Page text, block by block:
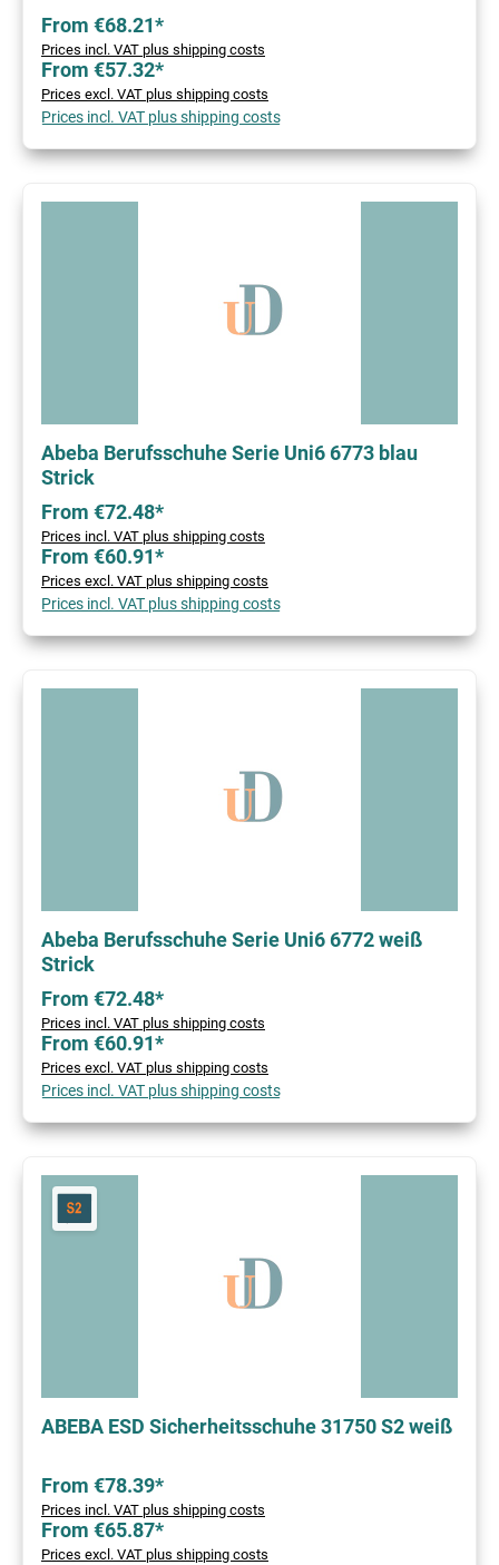
From €68.21*
Prices incl. VAT plus shipping costs
From €57.32*
Prices excl. VAT plus shipping costs
Prices incl. VAT plus shipping costs
Abeba Berufsschuhe Serie Uni6 6773 blau
Strick
From €72.48*
Prices incl. VAT plus shipping costs
From €60.91*
Prices excl. VAT plus shipping costs
Prices incl. VAT plus shipping costs
Abeba Berufsschuhe Serie Uni6 6772 weiß
Strick
From €72.48*
Prices incl. VAT plus shipping costs
From €60.91*
Prices excl. VAT plus shipping costs
Prices incl. VAT plus shipping costs
ABEBA ESD Sicherheitsschuhe 31750 S2 weiß
From €78.39*
Prices incl. VAT plus shipping costs
From €65.87*
Prices excl. VAT plus shipping costs